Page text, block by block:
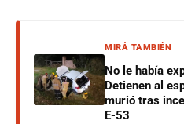
MIRÁ TAMBIÉN
No le había
Detienen al
murió tras
E-53